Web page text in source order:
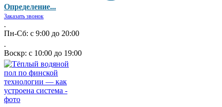
Определение...
Заказать звонок
.
Пн-Сб: с 9:00 до 20:00
.
Воскр: с 10:00 до 19:00